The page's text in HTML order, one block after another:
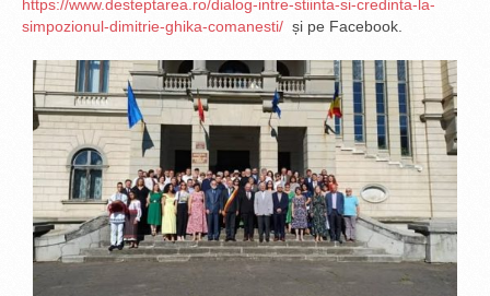
https://www.desteptarea.ro/dialog-intre-stiinta-si-credinta-la-
simpozionul-dimitrie-ghika-comanesti/ și pe Facebook.